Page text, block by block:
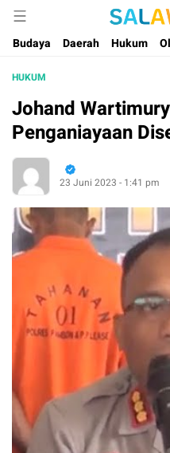
Salam dan
Budaya
Daerah Hukum
HUKUM
Johand
Penganiayaan
23 Juni 2023 - 1:41 pm